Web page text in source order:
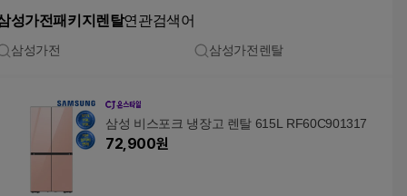
성가전패키지렌탈연관검색어
삼성가전 삼성가전렌탈
삼성 비스포크 냉장고 렌탈 615L RF60C901317
72,900원